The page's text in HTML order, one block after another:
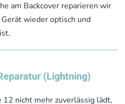
am Backcover reparieren wir
wieder optisch und
(Lightning)
nicht mehr zuverlässig lädt,